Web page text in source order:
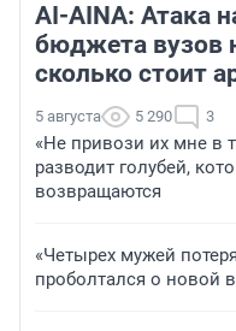
AI-AINA: Атака
бюджета вузов
сколько стоит
5 августа 5 290 3
«Не привози их мне в
разводит голубей,
возвращаются
«Четырех мужей
проболтался о новой